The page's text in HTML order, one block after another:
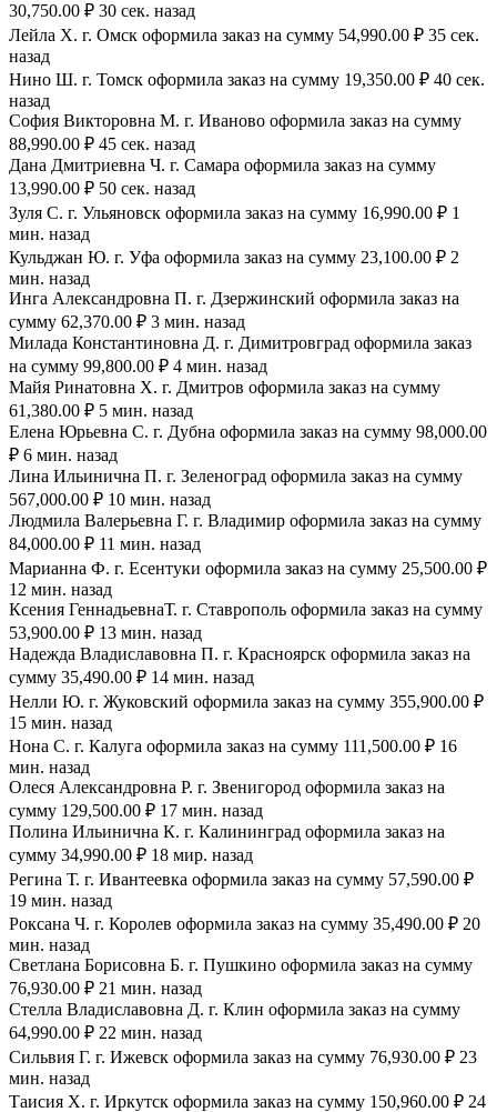
30,750.00 ₽ 30 сек. назад
Лейла Х. г. Омск оформила заказ на сумму 54,990.00 ₽ 35 сек.
назад
Нино Ш. г. Томск оформила заказ на сумму 19,350.00 ₽ 40 сек.
назад
София Викторовна М. г. Иваново оформила заказ на сумму
88,990.00 ₽ 45 сек. назад
Дана Дмитриевна Ч. г. Самара оформила заказ на сумму
13,990.00 ₽ 50 сек. назад
Зуля С. г. Ульяновск оформила заказ на сумму 16,990.00 ₽ 1
мин. назад
Кульджан Ю. г. Уфа оформила заказ на сумму 23,100.00 ₽ 2
мин. назад
Инга Александровна П. г. Дзержинский оформила заказ на
сумму 62,370.00 ₽ 3 мин. назад
Милада Константиновна Д. г. Димитровград оформила заказ
на сумму 99,800.00 ₽ 4 мин. назад
Майя Ринатовна Х. г. Дмитров оформила заказ на сумму
61,380.00 ₽ 5 мин. назад
Елена Юрьевна С. г. Дубна оформила заказ на сумму 98,000.00
₽ 6 мин. назад
Лина Ильинична П. г. Зеленоград оформила заказ на сумму
567,000.00 ₽ 10 мин. назад
Людмила Валерьевна Г. г. Владимир оформила заказ на сумму
84,000.00 ₽ 11 мин. назад
Марианна Ф. г. Есентуки оформила заказ на сумму 25,500.00 ₽
12 мин. назад
Ксения ГеннадьевнаТ. г. Ставрополь оформила заказ на сумму
53,900.00 ₽ 13 мин. назад
Надежда Владиславовна П. г. Красноярск оформила заказ на
сумму 35,490.00 ₽ 14 мин. назад
Нелли Ю. г. Жуковский оформила заказ на сумму 355,900.00 ₽
15 мин. назад
Нона С. г. Калуга оформила заказ на сумму 111,500.00 ₽ 16
мин. назад
Олеся Александровна Р. г. Звенигород оформила заказ на
сумму 129,500.00 ₽ 17 мин. назад
Полина Ильинична К. г. Калининград оформила заказ на
сумму 34,990.00 ₽ 18 мир. назад
Регина Т. г. Ивантеевка оформила заказ на сумму 57,590.00 ₽
19 мин. назад
Роксана Ч. г. Королев оформила заказ на сумму 35,490.00 ₽ 20
мин. назад
Светлана Борисовна Б. г. Пушкино оформила заказ на сумму
76,930.00 ₽ 21 мин. назад
Стелла Владиславовна Д. г. Клин оформила заказ на сумму
64,990.00 ₽ 22 мин. назад
Сильвия Г. г. Ижевск оформила заказ на сумму 76,930.00 ₽ 23
мин. назад
Таисия Х. г. Иркутск оформила заказ на сумму 150,960.00 ₽ 24